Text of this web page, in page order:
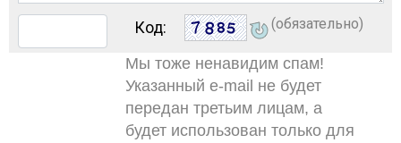
Код: (обязательно)
Мы тоже ненавидим спам!
Указанный e-mail не будет
передан третьим лицам, а
будет использован только для